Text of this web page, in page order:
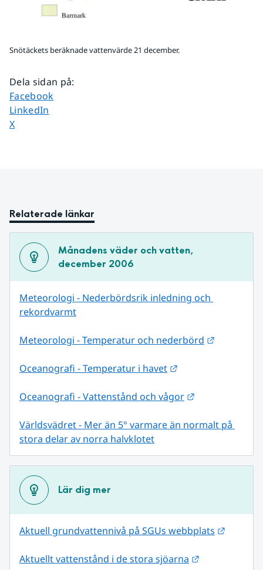
Snötäckets beräknade vattenvärde 21 december.
Dela sidan på:
Dela sidan på
Facebook
Dela sidan på
LinkedIn
Dela sidan på
X
Relaterade länkar
Månadens väder och vatten,
december 2006
Meteorologi - Nederbördsrik inledning och
rekordvarmt
Meteorologi - Temperatur och nederbörd
Oceanografi - Temperatur i havet
Oceanografi - Vattenstånd och vågor
Världsvädret - Mer än 5° varmare än normalt på
stora delar av norra halvklotet
Lär dig mer
Aktuell grundvattennivå på SGUs webbplats
Aktuellt vattenstånd i de stora sjöarna